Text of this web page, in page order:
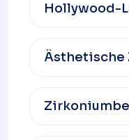
Hollywood-
Ästhetische